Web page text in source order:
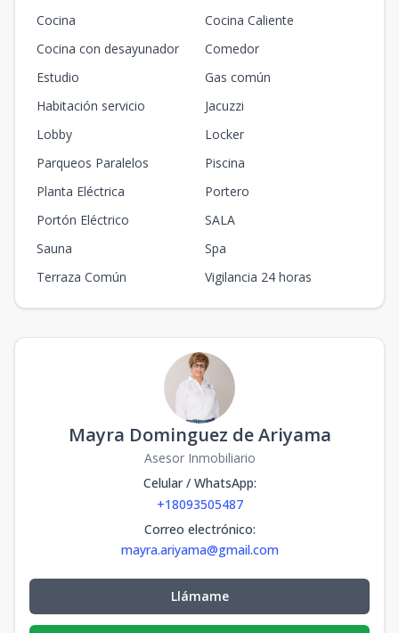
Cocina
Cocina Caliente
Cocina con desayunador
Comedor
Estudio
Gas común
Habitación servicio
Jacuzzi
Lobby
Locker
Parqueos Paralelos
Piscina
Planta Eléctrica
Portero
Portón Eléctrico
SALA
Sauna
Spa
Terraza Común
Vigilancia 24 horas
Mayra Dominguez de Ariyama
Asesor Inmobiliario
Celular / WhatsApp:
+18093505487
Correo electrónico:
mayra.ariyama@gmail.com
Llámame